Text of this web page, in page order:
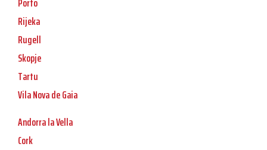
Rijeka
Rugell
Skopje
Tartu
Vila Nova de Gaia
Andorra la Vella
Cork